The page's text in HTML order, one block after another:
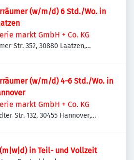
(w/m/d) 6 Std./Wo. in
markt GmbH + Co. KG
Str. 352, 30880 Laatzen,
(w/m/d) 4-6 Std./Wo. in
markt GmbH + Co. KG
Str. 132, 30455 Hannover,
in Teil- und Vollzeit